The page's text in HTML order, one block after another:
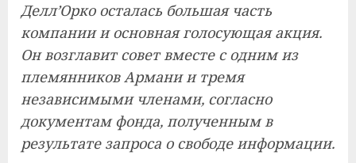
Делл’Орко осталась большая часть
компании и основная голосующая акция.
Он возглавит совет вместе с одним из
племянников Армани и тремя
независимыми членами, согласно
документам фонда, полученным в
результате запроса о свободе информации.